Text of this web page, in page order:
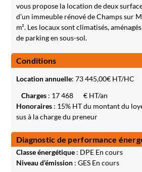
vous propose la location de deux
d’un immeuble rénové de Champs sur
m². Les locaux sont climatisés,
de parking en sous-sol.
Conditions
Location annuelle: 73 445,00€ HT/HC
Charges: 17 468
€ HT/an
Honoraires: 15% HT du montant du
sus à la charge du preneur
Diagnostic de performance
Classe énergétique: DPE En cours
Niveau d’émission: GES En cours